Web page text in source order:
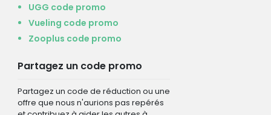
UGG code promo
Vueling code promo
Zooplus code promo
Partagez un code promo
Partagez un code de réduction ou une
offre que nous n'aurions pas repérés